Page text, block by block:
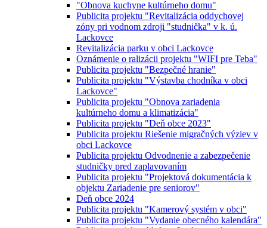
"Obnova kuchyne kultúrneho domu"
Publicita projektu "Revitalizácia oddychovej
zóny pri vodnom zdroji "studnička" v k. ú.
Lackovce
Revitalizácia parku v obci Lackovce
Oznámenie o ralizácii projektu "WIFI pre Teba"
Publicita projektu "Bezpečné hranie"
Publicita projektu "Výstavba chodníka v obci
Lackovce"
Publicita projektu "Obnova zariadenia
kultúrneho domu a klimatizácia"
Publicita projektu "Deň obce 2023"
Publicita projektu Riešenie migračných výziev v
obci Lackovce
Publicita projektu Odvodnenie a zabezpečenie
studničky pred zaplavovaním
Publicita projektu "Projektová dokumentácia k
objektu Zariadenie pre seniorov"
Deň obce 2024
Publicita projektu "Kamerový systém v obci"
Publicita projektu "Vydanie obecného kalendára"